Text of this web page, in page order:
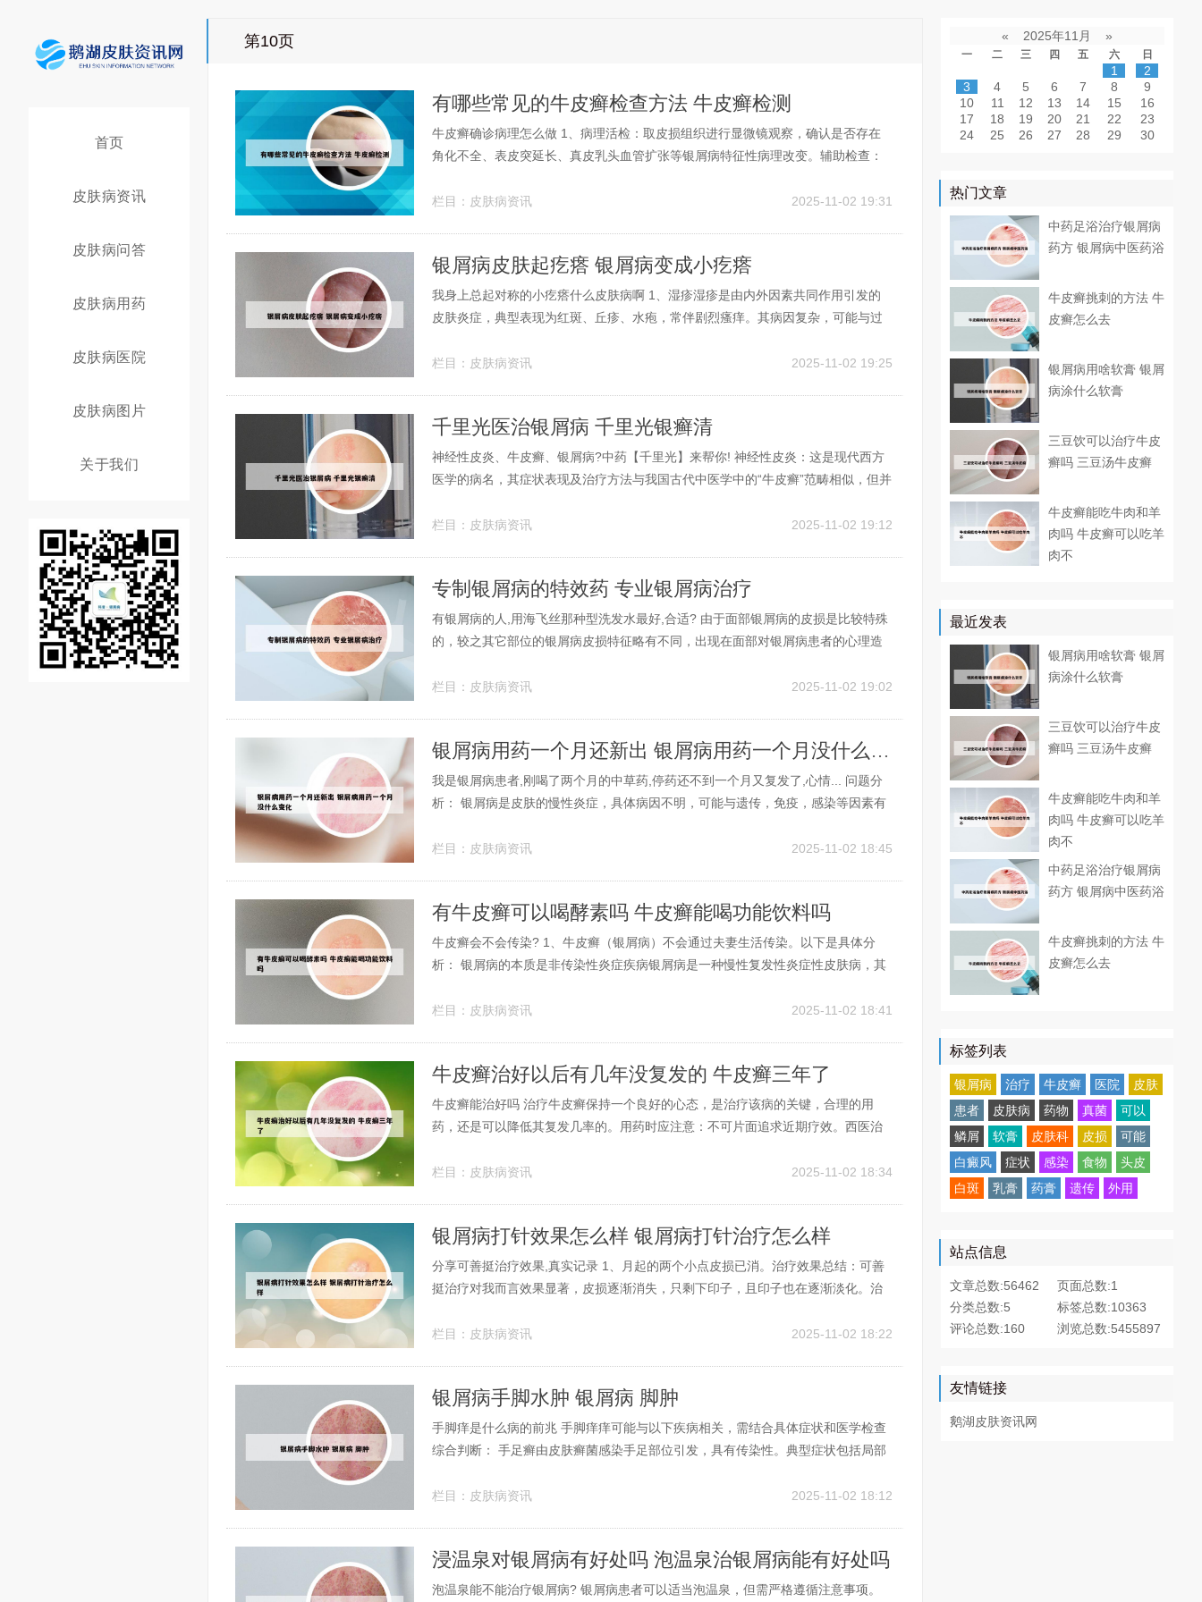
首页
皮肤病资讯
皮肤病问答
皮肤病用药
皮肤病医院
皮肤病图片
关于我们
第10页
有哪些常见的牛皮癣检查方法 牛皮癣检测
牛皮癣确诊病理怎么做 1、病理活检：取皮损组织进行显微镜观察，确认是否存在
角化不全、表皮突延长、真皮乳头血管扩张等银屑病特征性病理改变。辅助检查：
其他关节炎类型。确诊需排除其他疾病：如脂溢性皮炎、湿疹或玫瑰糠疹等，通过
栏目： 皮肤病资讯 2025-11-02 19:31
银屑病皮肤起疙瘩 银屑病变成小疙瘩
我身上总起对称的小疙瘩什么皮肤病啊 1、湿疹湿疹是由内外因素共同作用引发的
皮肤炎症，典型表现为红斑、丘疹、水疱，常伴剧烈瘙痒。其病因复杂，可能与过
物毛发或食用海鲜后可能诱发。湿疹的皮疹多呈对称分布，易反复发作，需通过过
栏目： 皮肤病资讯 2025-11-02 19:25
千里光医治银屑病 千里光银癣清
神经性皮炎、牛皮癣、银屑病?中药【千里光】来帮你! 神经性皮炎：这是现代西方
医学的病名，其症状表现及治疗方法与我国古代中医学中的“牛皮癣”范畴相似，但并
慢性皮肤神经功能障碍性皮肤病。牛皮癣（中医学概念）：在中医学中，“牛皮癣”并
栏目： 皮肤病资讯 2025-11-02 19:12
专制银屑病的特效药 专业银屑病治疗
有银屑病的人,用海飞丝那种型洗发水最好,合适? 由于面部银屑病的皮损是比较特殊
的，较之其它部位的银屑病皮损特征略有不同，出现在面部对银屑病患者的心理造
行治疗。特别是西医的外用药，千万不可随意涂抹于脸部患处，很可能造成面部皮
栏目： 皮肤病资讯 2025-11-02 19:02
银屑病用药一个月还新出 银屑病用药一个月没什么变化
我是银屑病患者,刚喝了两个月的中草药,停药还不到一个月又复发了,心情... 问题分
析： 银屑病是皮肤的慢性炎症，具体病因不明，可能与遗传，免疫，感染等因素有
疗，没有远期效果。一停药就复发，不是对生物制剂产生依赖性。一般会导致成瘾
栏目： 皮肤病资讯 2025-11-02 18:45
有牛皮癣可以喝酵素吗 牛皮癣能喝功能饮料吗
牛皮癣会不会传染? 1、牛皮癣（银屑病）不会通过夫妻生活传染。以下是具体分
析： 银屑病的本质是非传染性炎症疾病银屑病是一种慢性复发性炎症性皮肤病，其
过程不涉及病毒、细菌或真菌等病原体，因此不具备传染性。2、正确答案：银屑病
栏目： 皮肤病资讯 2025-11-02 18:41
牛皮癣治好以后有几年没复发的 牛皮癣三年了
牛皮癣能治好吗 治疗牛皮癣保持一个良好的心态，是治疗该病的关键，合理的用
药，还是可以降低其复发几率的。用药时应注意：不可片面追求近期疗效。西医治
副作用少，远期疗效好。平时要生活有规律，多加锻炼，饮食清淡有营养，不必刻
栏目： 皮肤病资讯 2025-11-02 18:34
银屑病打针效果怎么样 银屑病打针治疗怎么样
分享可善挺治疗效果,真实记录 1、月起的两个小点皮损已消。治疗效果总结：可善
挺治疗对我而言效果显著，皮损逐渐消失，只剩下印子，且印子也在逐渐淡化。治
部真菌感染和药物浓度快代谢完时的疲劳感，但均不影响整体治疗效果。2、通过近
栏目： 皮肤病资讯 2025-11-02 18:22
银屑病手脚水肿 银屑病 脚肿
手脚痒是什么病的前兆 手脚痒痒可能与以下疾病相关，需结合具体症状和医学检查
综合判断： 手足癣由皮肤癣菌感染手足部位引发，具有传染性。典型症状包括局部
者皮肤或接触被污染的物品（如毛巾、鞋袜）。手心脚心发痒可能与以下疾病或情
栏目： 皮肤病资讯 2025-11-02 18:12
浸温泉对银屑病有好处吗 泡温泉治银屑病能有好处吗
泡温泉能不能治疗银屑病? 银屑病患者可以适当泡温泉，但需严格遵循注意事项。
« 2025年11月 »
一 二 三 四 五 六 日
1
2
3
4 5 6 7 8
9
10
11 12 13 14 15
16
17
18 19 20 21 22
23
24
25 26 27 28 29 30
热门文章
中药足浴治疗银屑病
药方 银屑病中医药浴
牛皮癣挑刺的方法 牛
皮癣怎么去
银屑病用啥软膏 银屑
病涂什么软膏
三豆饮可以治疗牛皮
癣吗 三豆汤牛皮癣
牛皮癣能吃牛肉和羊
肉吗 牛皮癣可以吃羊
肉不
最近发表
银屑病用啥软膏 银屑
病涂什么软膏
三豆饮可以治疗牛皮
癣吗 三豆汤牛皮癣
牛皮癣能吃牛肉和羊
肉吗 牛皮癣可以吃羊
肉不
中药足浴治疗银屑病
药方 银屑病中医药浴
牛皮癣挑刺的方法 牛
皮癣怎么去
标签列表
银屑病 治疗 牛皮癣 医院
皮肤
患者
皮肤病 药物 真菌
可以
鳞屑
软膏 皮肤科 皮损
可能
白癜风
症状 感染 食物
头皮
白斑
乳膏 药膏 遗传 外用
站点信息
文章总数:56462
页面总数:1
分类总数:5
标签总数:10363
评论总数:160
浏览总数:5455897
友情链接
鹅湖皮肤资讯网